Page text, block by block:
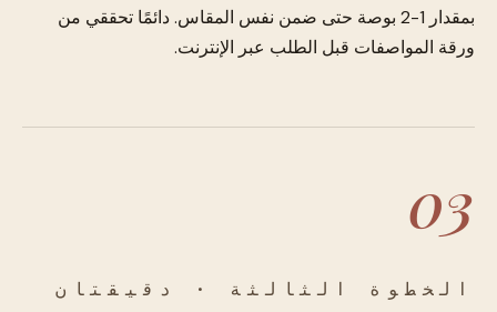
بمقدار 1-2 بوصة حتى ضمن نفس المقاس. دائمًا تحققي من
ورقة المواصفات قبل الطلب عبر الإنترنت.
03
الخطوة الثالثة · دقيقتان